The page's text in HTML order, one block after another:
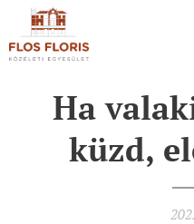
Ha
küzd,